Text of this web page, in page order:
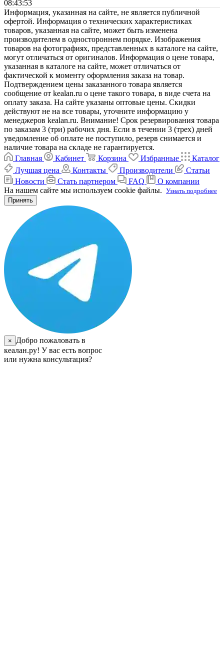
08:43:53
Информация, указанная на сайте, не является публичной
офертой. Информация о технических характеристиках
товаров, указанная на сайте, может быть изменена
производителем в одностороннем порядке. Изображения
товаров на фотографиях, представленных в каталоге на сайте,
могут отличаться от оригиналов. Информация о цене товара,
указанная в каталоге на сайте, может отличаться от
фактической к моменту оформления заказа на товар.
Подтверждением цены заказанного товара является
сообщение от kealan.ru о цене такого товара, в виде счета на
оплату заказа. На сайте указаны оптовые цены. Скидки
действуют не на все товары, уточните информацию у
менеджеров kealan.ru. Внимание! Срок резервирования товара
по заказам 3 (три) рабочих дня. Если в течении 3 (трех) дней
уведомление об оплате не поступило, резерв снимается и
наличие товара на складе не гарантируется.
Главная
Кабинет Корзина Избранные
Каталог
Лучшая цена
Контакты Производители
Статьи
Новости
Стать партнером FAQ
О компании
На нашем сайте мы используем cookie файлы. Узнать подробнее
Принять
×
Добро пожаловать в
кеалан.ру! У вас есть вопрос
или нужна консультация?